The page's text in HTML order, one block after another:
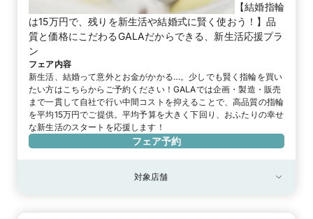
【結婚指輪
は15万円で、残りを新生活や結婚式に賢く使おう！】品
質と価格にこだわるGALAだからできる、新生活応援プラ
ン
フェア内容
新生活、結婚って意外とお金がかかる…。少しでも賢く指輪を買い
たい方はこちらからご予約ください！GALAでは企画・製造・販売
まで一貫して自社で行い中間コストを抑えることで、高品質の指輪
を平均15万円でご提供。平均予算を大きく下回り、おふたりの幸せ
な新生活のスタートを応援します！
フェア予約
対象店舗